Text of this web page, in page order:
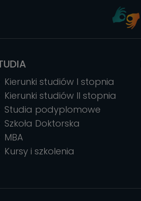
Kierunki studiów I stopnia
Kierunki studiów II stopnia
Studia podyplomowe
Szkoła Doktorska
MBA
Kursy i szkolenia